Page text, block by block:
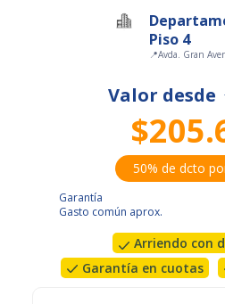
Piso 4
📍Avda. Gran
Valor desde
50% de dcto
Garantía
Gasto común aprox.
Arriendo con
Garantía en cuotas